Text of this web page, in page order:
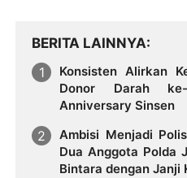
BERITA LAINNYA
Konsisten Alirkan
Donor Darah
Anniversary Sinsen
Ambisi Menjadi
Dua Anggota Polda
Bintara dengan Janji